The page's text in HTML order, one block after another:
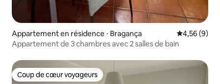
Appartement en résidence ⋅ Bragança Évaluation
4,56 (9)
Appartement de 3 chambres avec 2 salles de bain
Coup de cœur voyageurs
Coup de cœur voyageurs